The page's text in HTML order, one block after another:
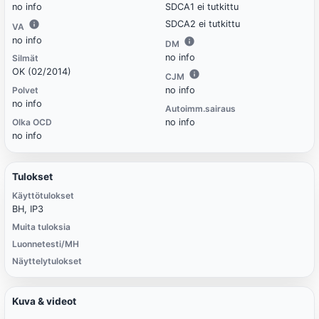
no info
VA
no info
Silmät
OK (02/2014)
Polvet
no info
Olka OCD
no info
SDCA1 ei tutkittu
SDCA2 ei tutkittu
DM
no info
CJM
no info
Autoimm.sairaus
no info
Tulokset
Käyttötulokset
BH, IP3
Muita tuloksia
Luonnetesti/MH
Näyttelytulokset
Kuva & videot